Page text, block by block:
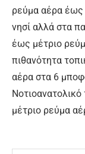
ρεύμα αέρα έως
νησί αλλά στα
έως μέτριο
πιθανότητα
αέρα στα 6
μέτριο ρεύμα